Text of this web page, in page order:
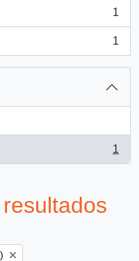
1
1
1